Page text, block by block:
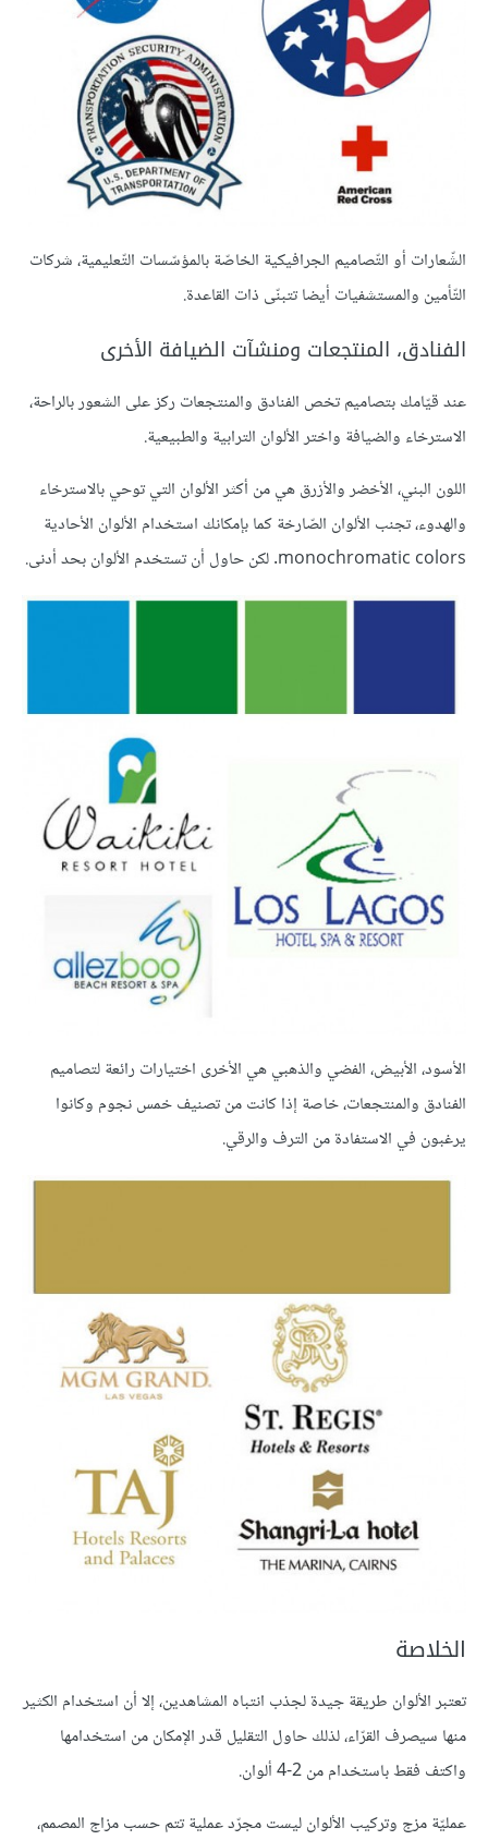
الشّعارات أو التّصاميم الجرافيكية الخاصّة بالمؤسّسات التّعليمية، شركات
التّأمين والمستشفيات أيضا تتبنّى ذات القاعدة.
الفنادق، المنتجعات ومنشآت الضيافة الأخرى
عند قيّامك بتصاميم تخص الفنادق والمنتجعات ركز على الشعور بالراحة،
الاسترخاء والضيافة واختر الألوان الترابية والطبيعية.
اللون البني، الأخضر والأزرق هي من أكثر الألوان التي توحي بالاسترخاء
والهدوء، تجنب الألوان الصّارخة كما بإمكانك استخدام الألوان الأحادية
monochromatic colors. لكن حاول أن تستخدم الألوان بحد أدنى.
الأسود، الأبيض، الفضي والذهبي هي الأخرى اختيارات رائعة لتصاميم
الفنادق والمنتجعات، خاصة إذا كانت من تصنيف خمس نجوم وكانوا
يرغبون في الاستفادة من الترف والرقي.
الخلاصة
تعتبر الألوان طريقة جيدة لجذب انتباه المشاهدين، إلا أن استخدام الكثير
منها سيصرف القرّاء، لذلك حاول التقليل قدر الإمكان من استخدامها
واكتف فقط باستخدام من 2-4 ألوان.
عمليّة مزج وتركيب الألوان ليست مجرّد عملية تتم حسب مزاج المصمم،